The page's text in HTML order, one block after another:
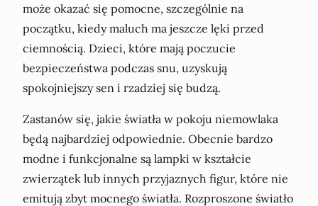
może okazać się pomocne, szczególnie na
początku, kiedy maluch ma jeszcze lęki przed
ciemnością. Dzieci, które mają poczucie
bezpieczeństwa podczas snu, uzyskują
spokojniejszy sen i rzadziej się budzą.
Zastanów się, jakie światła w pokoju niemowlaka
będą najbardziej odpowiednie. Obecnie bardzo
modne i funkcjonalne są lampki w kształcie
zwierzątek lub innych przyjaznych figur, które nie
emitują zbyt mocnego światła. Rozproszone światło